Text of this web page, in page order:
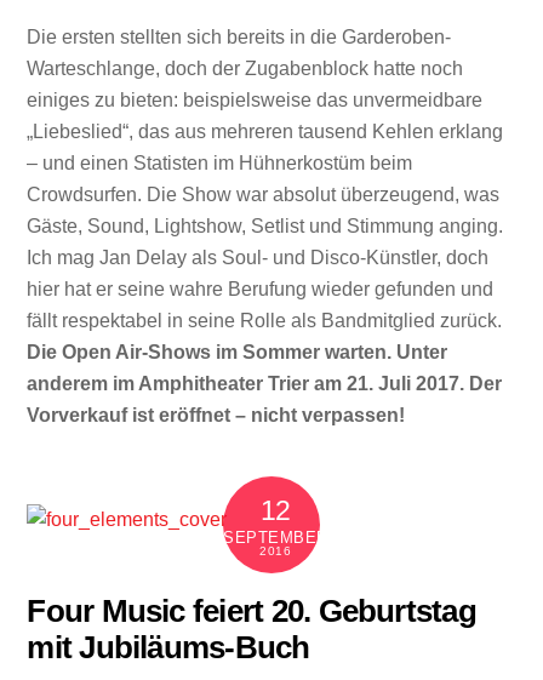
Die ersten stellten sich bereits in die Garderoben-
Warteschlange, doch der Zugabenblock hatte noch
einiges zu bieten: beispielsweise das unvermeidbare
„Liebeslied“, das aus mehreren tausend Kehlen erklang
– und einen Statisten im Hühnerkostüm beim
Crowdsurfen. Die Show war absolut überzeugend, was
Gäste, Sound, Lightshow, Setlist und Stimmung anging.
Ich mag Jan Delay als Soul- und Disco-Künstler, doch
hier hat er seine wahre Berufung wieder gefunden und
fällt respektabel in seine Rolle als Bandmitglied zurück.
Die Open Air-Shows im Sommer warten. Unter
anderem im Amphitheater Trier am 21. Juli 2017. Der
Vorverkauf ist eröffnet – nicht verpassen!
12
SEPTEMBER
2016
Four Music feiert 20. Geburtstag
mit Jubiläums-Buch